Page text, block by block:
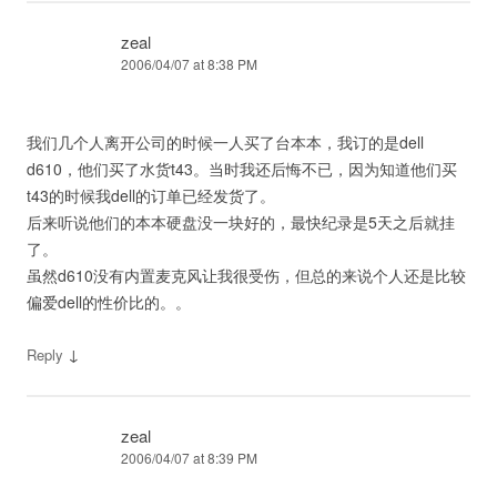
zeal
2006/04/07 at 8:38 PM
我们几个人离开公司的时候一人买了台本本，我订的是dell
d610，他们买了水货t43。当时我还后悔不已，因为知道他们买
t43的时候我dell的订单已经发货了。
后来听说他们的本本硬盘没一块好的，最快纪录是5天之后就挂
了。
虽然d610没有内置麦克风让我很受伤，但总的来说个人还是比较
偏爱dell的性价比的。。
Reply ↓
zeal
2006/04/07 at 8:39 PM